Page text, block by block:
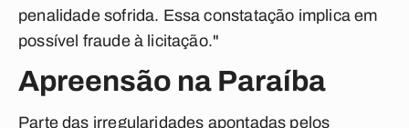
penalidade sofrida. Essa constatação implica em
possível fraude à licitação."
Apreensão na Paraíba
Parte das irregularidades apontadas pelos